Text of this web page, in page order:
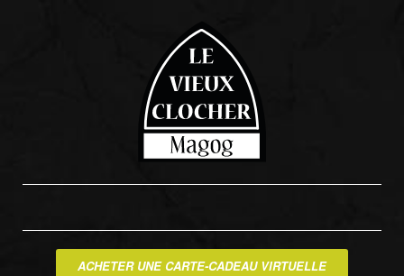
ACHETER UNE CARTE-CADEAU VIRTUELLE